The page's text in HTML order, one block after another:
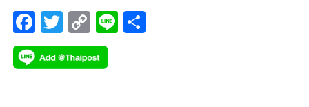
F
ac
e
T
wi
tt
C
o
p
Li